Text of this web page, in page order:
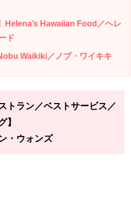
Helena’s Hawaiian Food／ヘレ
ド
Waikiki／ノブ・ワイキキ
トラン／ベストサービス／
】
・ウォンズ